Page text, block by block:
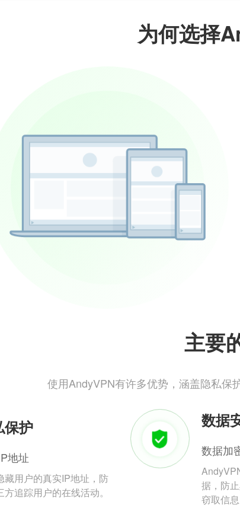
为何选择
主要
使用AndyVPN有许多优势，涵盖隐私保
保护
地址
藏用户的真实IP地址，防
方追踪用户的在线活动。
数据
数据加
据，防
窃取信息